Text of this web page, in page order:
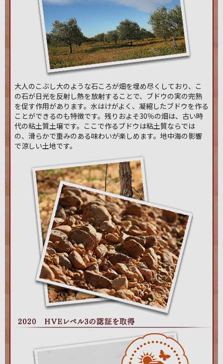
大人のこぶし大のような石ころが畑を埋め尽くしており、こ
の石が日光を反射し熱を放射することで、ブドウの実の完熟
を促す作用があります。水はけがよく、凝縮したブドウを作る
ことができるのも特徴です。残りおよそ30％の畑は、古い時
代の粘土質土壌です。ここで作るブドウは粘土質ならでは
の、滑らかで重みのある味わいが楽しめます。地中海の影響
で涼しい土地です。